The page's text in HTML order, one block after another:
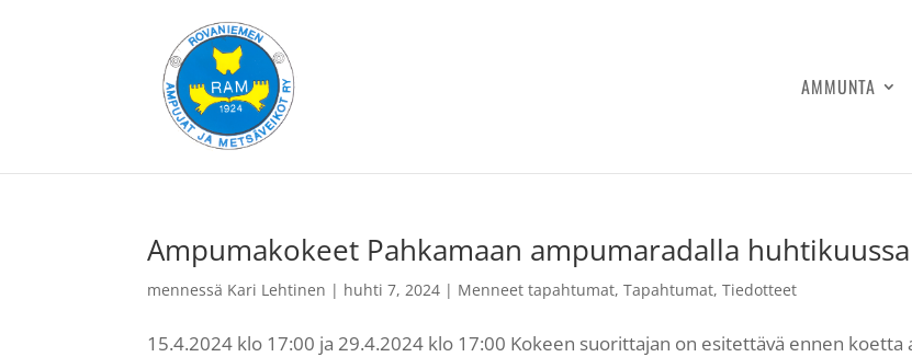
AMMUNTA
Ampumakokeet Pahkamaan ampumaradalla huhtikuussa
mennessä Kari Lehtinen | huhti 7, 2024 | Menneet tapahtumat,Tapahtumat,Tiedotteet
15.4.2024 klo 17:00 ja 29.4.2024 klo 17:00 Kokeen suorittajan on esitettävä ennen koetta